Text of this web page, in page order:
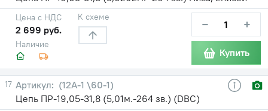
Наличие
Цена с НДС
2 699 руб.
К схеме − +
Купить
17
(12А-1 \60-1)
Цепь ПР-19,05-31,8 (5,01м.-264 зв.) (DBC)